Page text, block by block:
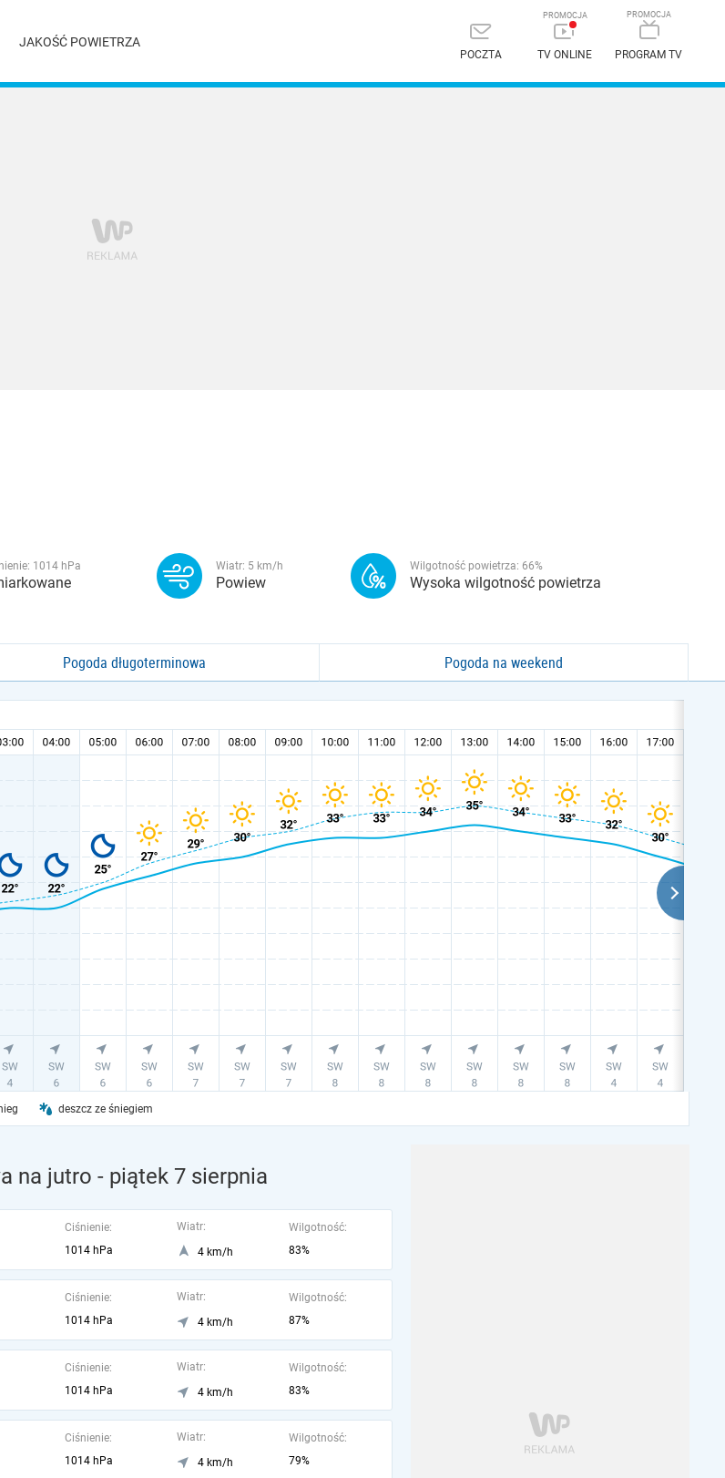
JAKOŚĆ POWIETRZA
POCZTA TV ONLINE PROGRAM TV
1014 hPa Wiatr: 5 km/h
Powiew
Wilgotność powietrza: 66%
Wysoka wilgotność powietrza
Pogoda długoterminowa Pogoda na weekend
deszcz ze śniegiem
na jutro - piątek 7 sierpnia
Ciśnienie:
1014 hPa
Wiatr:
4 km/h
Wilgotność:
83%
Ciśnienie:
1014 hPa
Wiatr:
4 km/h
Wilgotność:
87%
Ciśnienie:
1014 hPa
Wiatr:
4 km/h
Wilgotność:
83%
Ciśnienie:
1014 hPa
Wiatr:
4 km/h
Wilgotność:
79%